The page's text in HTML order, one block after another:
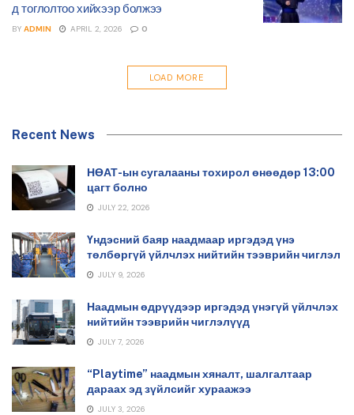
д тоглолтоо хийхээр болжээ
BY ADMIN APRIL 2, 2026 0
LOAD MORE
Recent News
НӨАТ-ын сугалааны тохирол өнөөдөр 13:00
цагт болно
JULY 22, 2026
Үндэсний баяр наадмаар иргэдэд үнэ
төлбөргүй үйлчлэх нийтийн тээврийн чиглэл
JULY 9, 2026
Наадмын өдрүүдээр иргэдэд үнэгүй үйлчлэх
нийтийн тээврийн чиглэлүүд
JULY 7, 2026
“Playtime” наадмын хяналт, шалгалтаар
дараах эд зүйлсийг хураажээ
JULY 3, 2026